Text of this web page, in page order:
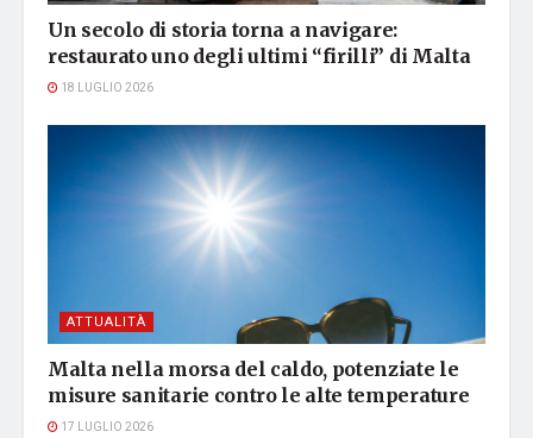
Un secolo di storia torna a navigare:
restaurato uno degli ultimi “firilli” di Malta
18 LUGLIO 2026
ATTUALITÀ
Malta nella morsa del caldo, potenziate le
misure sanitarie contro le alte temperature
17 LUGLIO 2026